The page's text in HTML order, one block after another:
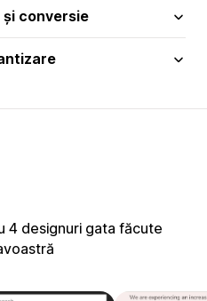
conversie
4 designuri gata făcute